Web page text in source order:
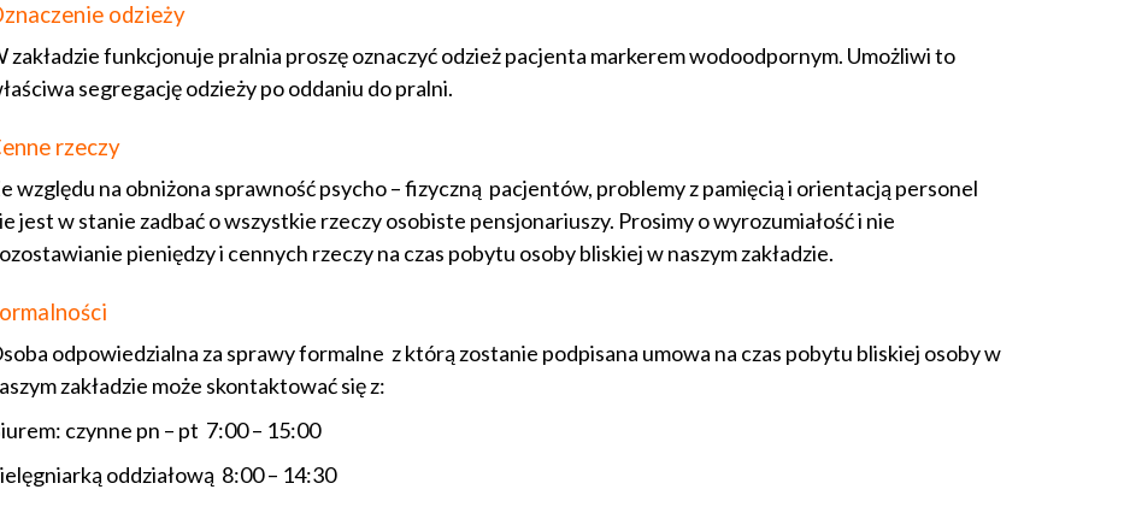
odzieży
zakładzie funkcjonuje pralnia proszę oznaczyć odzież pacjenta markerem wodoodpornym. Umożliwi to
segregację odzieży po oddaniu do pralni.
rzeczy
względu na obniżona sprawność psycho – fizyczną pacjentów, problemy z pamięcią i orientacją personel
jest w stanie zadbać o wszystkie rzeczy osobiste pensjonariuszy. Prosimy o wyrozumiałość i nie
pieniędzy i cennych rzeczy na czas pobytu osoby bliskiej w naszym zakładzie.
odpowiedzialna za sprawy formalne z którą zostanie podpisana umowa na czas pobytu bliskiej osoby w
zakładzie może skontaktować się z:
czynne pn – pt 7:00 – 15:00
oddziałową 8:00 – 14:30